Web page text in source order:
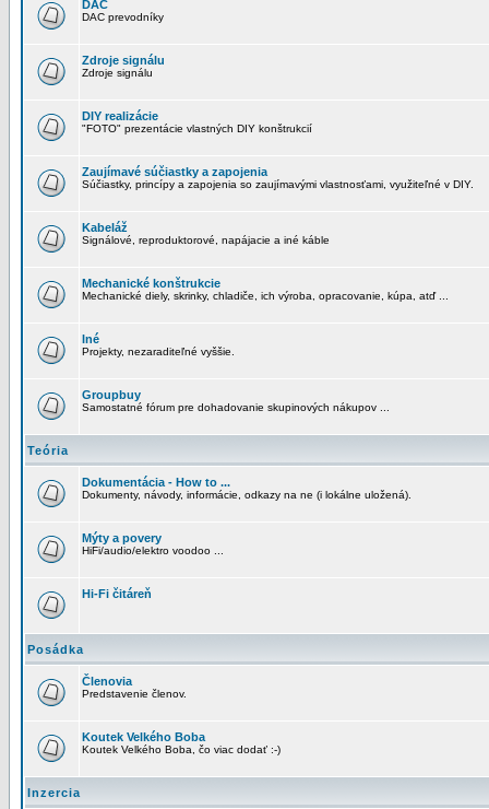
DAC
DAC prevodníky
Zdroje signálu
Zdroje signálu
DIY realizácie
"FOTO" prezentácie vlastných DIY konštrukcií
Zaujímavé súčiastky a zapojenia
Súčiastky, princípy a zapojenia so zaujímavými vlastnosťami, využiteľné v DIY.
Kabeláž
Signálové, reproduktorové, napájacie a iné káble
Mechanické konštrukcie
Mechanické diely, skrinky, chladiče, ich výroba, opracovanie, kúpa, atď ...
Iné
Projekty, nezaraditeľné vyššie.
Groupbuy
Samostatné fórum pre dohadovanie skupinových nákupov ...
Teória
Dokumentácia - How to ...
Dokumenty, návody, informácie, odkazy na ne (i lokálne uložená).
Mýty a povery
HiFi/audio/elektro voodoo ...
Hi-Fi čitáreň
Posádka
Členovia
Predstavenie členov.
Koutek Velkého Boba
Koutek Velkého Boba, čo viac dodať :-)
Inzercia